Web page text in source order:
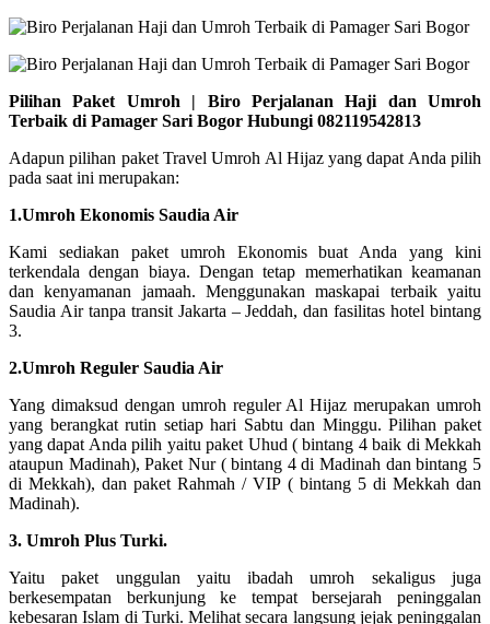
Pilihan Paket Umroh | Biro Perjalanan Haji dan Umroh
Terbaik di Pamager Sari Bogor Hubungi 082119542813
Adapun pilihan paket Travel Umroh Al Hijaz yang dapat Anda pilih
pada saat ini merupakan:
1.Umroh Ekonomis Saudia Air
Kami sediakan paket umroh Ekonomis buat Anda yang kini
terkendala dengan biaya. Dengan tetap memerhatikan keamanan
dan kenyamanan jamaah. Menggunakan maskapai terbaik yaitu
Saudia Air tanpa transit Jakarta – Jeddah, dan fasilitas hotel bintang
3.
2.Umroh Reguler Saudia Air
Yang dimaksud dengan umroh reguler Al Hijaz merupakan umroh
yang berangkat rutin setiap hari Sabtu dan Minggu. Pilihan paket
yang dapat Anda pilih yaitu paket Uhud ( bintang 4 baik di Mekkah
ataupun Madinah), Paket Nur ( bintang 4 di Madinah dan bintang 5
di Mekkah), dan paket Rahmah / VIP ( bintang 5 di Mekkah dan
Madinah).
3. Umroh Plus Turki.
Yaitu paket unggulan yaitu ibadah umroh sekaligus juga
berkesempatan berkunjung ke tempat bersejarah peninggalan
kebesaran Islam di Turki. Melihat secara langsung jejak peninggalan